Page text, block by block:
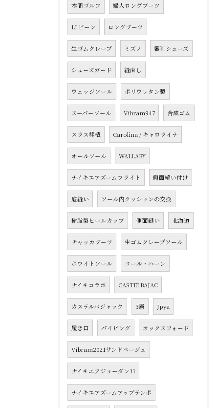
本間ゴルフ 婦人ロングブーツ
LLビーン ロングブーツ
生ゴムクレープ ミズノ 審判シューズ
シューズガード 縫直し
ウェッジソール ポリウレタン製
スーパーソール Vibram947 合成ゴム
スラス移植 Carolina / キャロライナ
オールソール WALLABY
ナイキエアズームフライト 側面縫い付け
底縫い ソール内クッションの交換
樹脂製ヒールカップ 側面縫い 北海道
チャッカブーツ 生ゴムクレープソール
ホワイトソール コール・ハーン
ナイキコラボ CASTELBAJAC
カステルバジャック 3層 Jpya
履き口 パイピング オックスフォード
Vibram2021サンドベージュ
ナイキエアジョーダン11
ナイキエアズームアップテンポ